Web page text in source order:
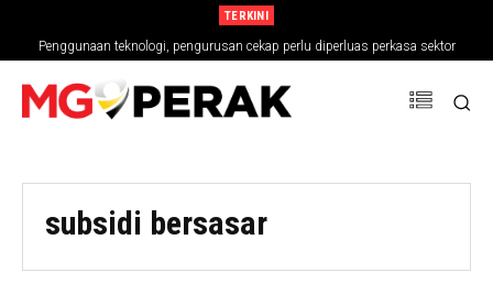
TERKINI
Penggunaan teknologi, pengurusan cekap perlu diperluas perkasa sektor
pertanian
subsidi bersasar